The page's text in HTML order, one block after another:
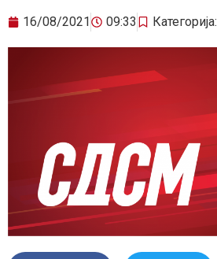
16/08/2021 09:33 Категорија: